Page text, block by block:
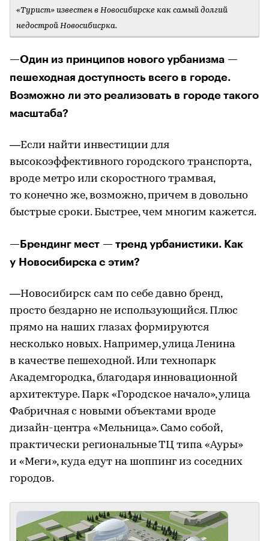
«Турист» известен в Новосибирске как самый долгий
недострой Новосибисрка.
—Один из принципов нового урбанизма —
пешеходная доступность всего в городе.
Возможно ли это реализовать в городе такого
масштаба?
—Если найти инвестиции для
высокоэффективного городского транспорта,
вроде метро или скоростного трамвая,
то конечно же, возможно, причем в довольно
быстрые сроки. Быстрее, чем многим кажется.
—Брендинг мест — тренд урбанистики. Как
у Новосибирска с этим?
—Новосибирск сам по себе давно бренд,
просто бездарно не использующийся. Плюс
прямо на наших глазах формируются
несколько новых. Например, улица Ленина
в качестве пешеходной. Или технопарк
Академгородка, благодаря инновационной
архитектуре. Парк «Городское начало», улица
Фабричная с новыми объектами вроде
дизайн-центра «Мельница». Само собой,
практически региональные ТЦ типа «Ауры»
и «Меги», куда едут на шоппинг из соседних
городов.